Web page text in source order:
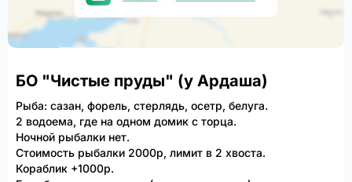
БО "Чистые пруды" (у Ардаша)
Рыба: сазан, форель, стерлядь, осетр, белуга.
2 водоема, где на одном домик с торца.
Ночной рыбалки нет.
Стоимость рыбалки 2000р, лимит в 2 хвоста.
Кораблик +1000р.